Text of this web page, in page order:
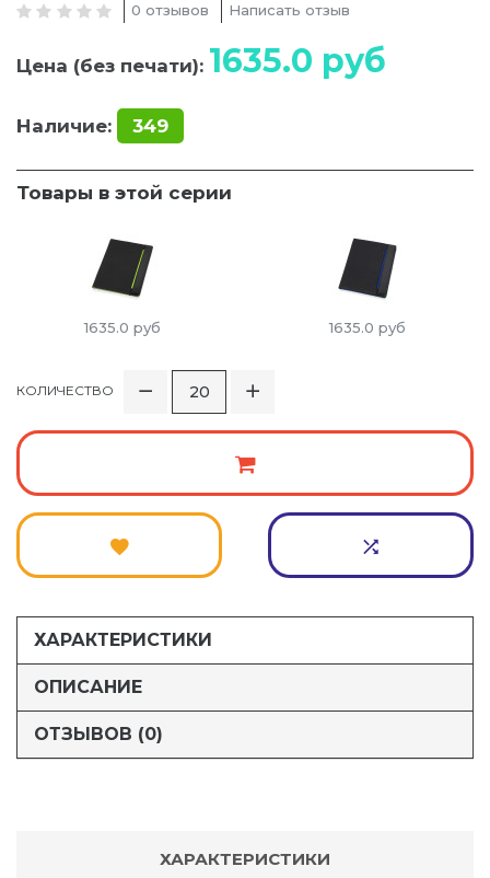
0 отзывов Написать отзыв
Цена (без печати): 1635.0 руб
Наличие: 349
Товары в этой серии
1635.0 руб 1635.0 руб
КОЛИЧЕСТВО
ХАРАКТЕРИСТИКИ
ОПИСАНИЕ
ОТЗЫВОВ (0)
ХАРАКТЕРИСТИКИ